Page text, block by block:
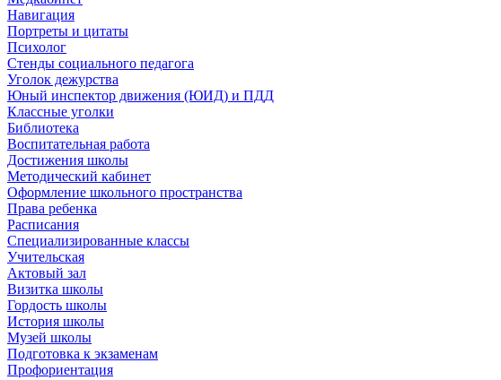
Навигация
Портреты и цитаты
Психолог
Стенды социального педагога
Уголок дежурства
Юный инспектор движения (ЮИД) и ПДД
Классные уголки
Библиотека
Воспитательная работа
Достижения школы
Методический кабинет
Оформление школьного пространства
Права ребенка
Расписания
Специализированные классы
Учительская
Актовый зал
Визитка школы
Гордость школы
История школы
Музей школы
Подготовка к экзаменам
Профориентация